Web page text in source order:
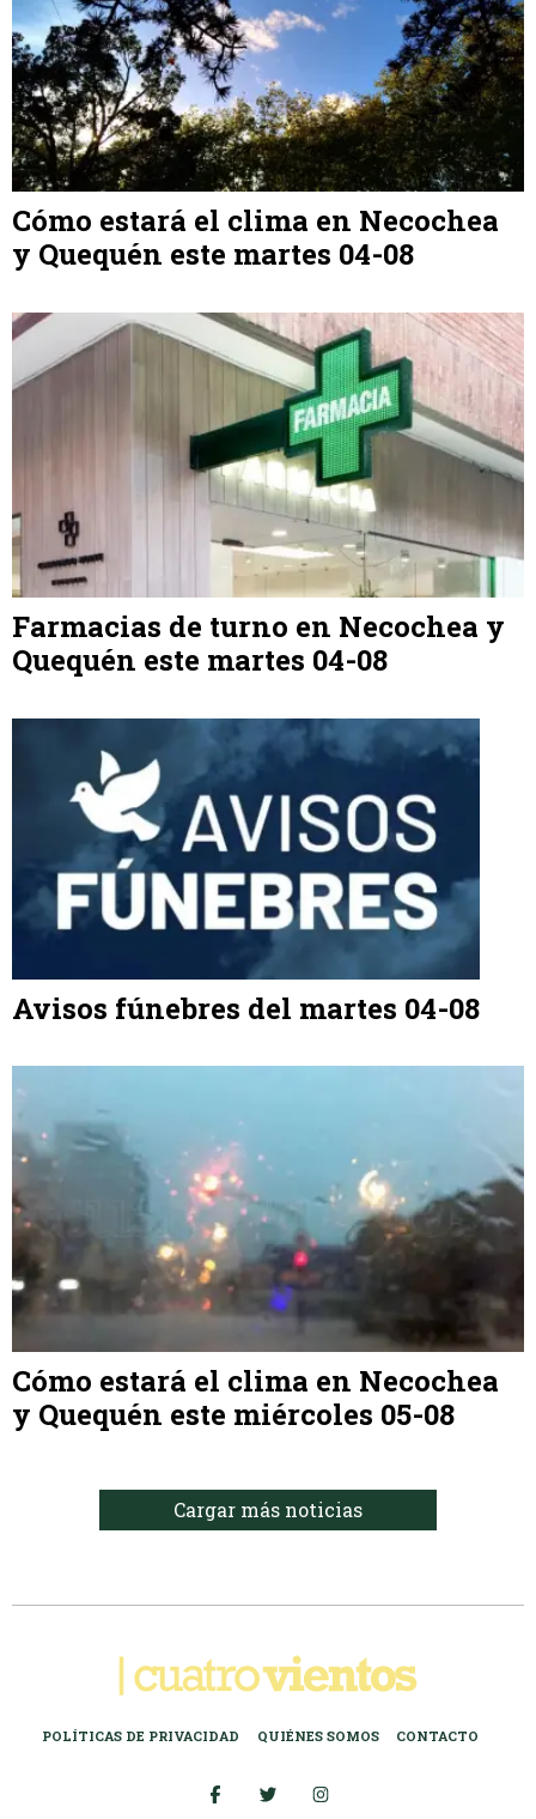
Cómo estará el clima en Necochea
y Quequén este martes 04-08
Farmacias de turno en Necochea y
Quequén este martes 04-08
Avisos fúnebres del martes 04-08
Cómo estará el clima en Necochea
y Quequén este miércoles 05-08
Cargar más noticias
POLÍTICAS DE PRIVACIDAD QUIÉNES SOMOS CONTACTO